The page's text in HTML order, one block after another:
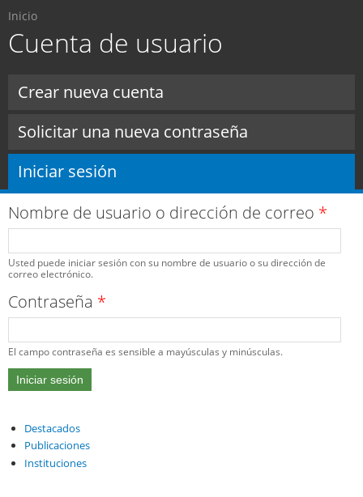
principal
Usted está aquí
Inicio
Cuenta de usuario
Crear nueva cuenta
Solicitar una nueva contraseña
Iniciar sesión
Nombre de usuario o dirección de correo *
Usted puede iniciar sesión con su nombre de usuario o su dirección de
correo electrónico.
Contraseña *
El campo contraseña es sensible a mayúsculas y minúsculas.
Destacados
Publicaciones
Instituciones